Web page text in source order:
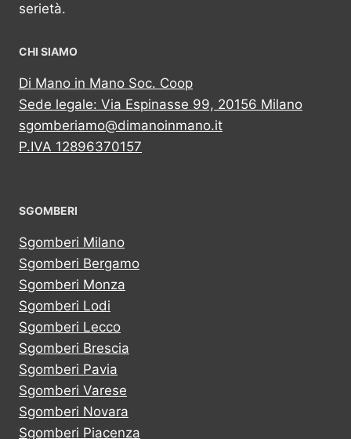
serietà.
CHI SIAMO
Di Mano in Mano Soc. Coop
Sede legale: Via Espinasse 99, 20156 Milano
sgomberiamo@dimanoinmano.it
P.IVA 12896370157
SGOMBERI
Sgomberi Milano
Sgomberi Bergamo
Sgomberi Monza
Sgomberi Lodi
Sgomberi Lecco
Sgomberi Brescia
Sgomberi Pavia
Sgomberi Varese
Sgomberi Novara
Sgomberi Piacenza